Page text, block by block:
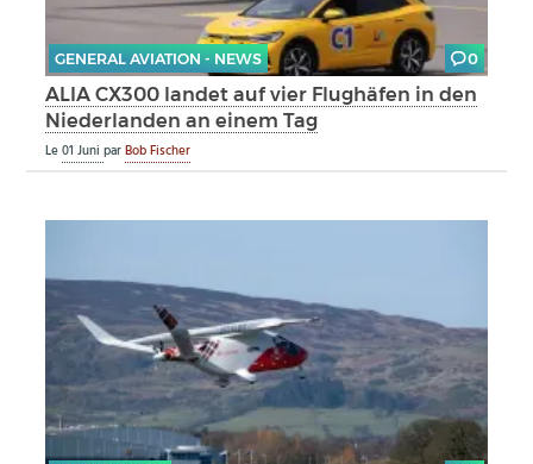
GENERAL AVIATION - NEWS 0
ALIA CX300 landet auf vier Flughäfen in den
Niederlanden an einem Tag
Le01 JuniparBob Fischer